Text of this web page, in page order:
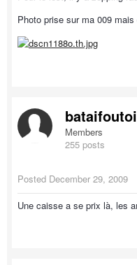
Photo prise sur ma 009
bataifoutoi
Members
255 posts
Posted December 29, 2009
Une caisse a se prix là, les